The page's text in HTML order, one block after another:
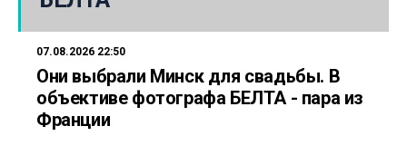
07.08.2026 22:50
Они выбрали Минск для свадьбы. В
объективе фотографа БЕЛТА - пара из
Франции